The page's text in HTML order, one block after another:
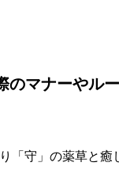
のマナーやル
「守」の薬草と癒